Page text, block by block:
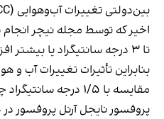
اخیر که توسط مجله نیچر انجام
تا ۳ درجه سانتیگراد یا بیشتر افزایش دما داشته باشد.
مقایسه با ۱/۵ درجه سانتیگراد چقدر متفاوت خواهد بود؟
پروفسور نایجل آرنل پروفسور